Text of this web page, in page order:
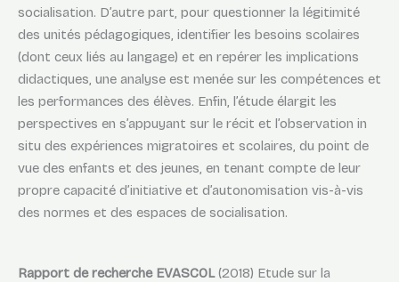
socialisation. D’autre part, pour questionner la légitimité
des unités pédagogiques, identifier les besoins scolaires
(dont ceux liés au langage) et en repérer les implications
didactiques, une analyse est menée sur les compétences et
les performances des élèves. Enfin, l’étude élargit les
perspectives en s’appuyant sur le récit et l’observation in
situ des expériences migratoires et scolaires, du point de
vue des enfants et des jeunes, en tenant compte de leur
propre capacité d’initiative et d’autonomisation vis-à-vis
des normes et des espaces de socialisation.
Rapport de recherche EVASCOL(2018) Etude sur la